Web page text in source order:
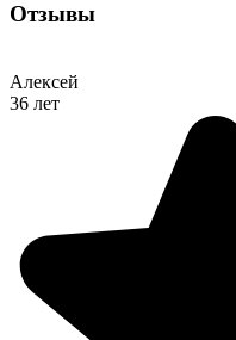
Отзывы
Алексей
36 лет